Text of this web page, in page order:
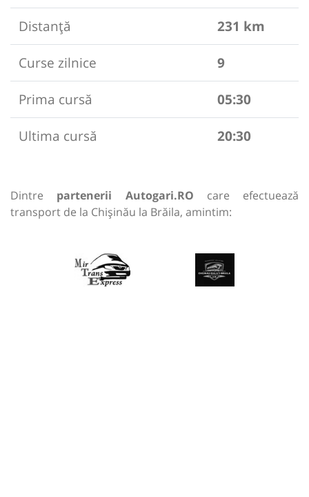
Distanță
231 km
Curse zilnice
9
Prima cursă
05:30
Ultima cursă
20:30
Dintre partenerii Autogari.RO care efectuează
transport de la Chișinău la Brăila, amintim: